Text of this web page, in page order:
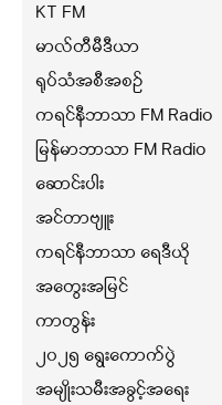
KT FM
မာလ်တီမီဒီယာ
ရုပ်သံအစီအစဉ်
ကရင်နီဘာသာ FM Radio
မြန်မာဘာသာ FM Radio
ဆောင်းပါး
အင်တာဗျူး
ကရင်နီဘာသာ ရေဒီယို
အတွေးအမြင်
ကာတွန်း
၂၀၂၅ ရွေးကောက်ပွဲ
အမျိုးသမီးအခွင့်အရေး